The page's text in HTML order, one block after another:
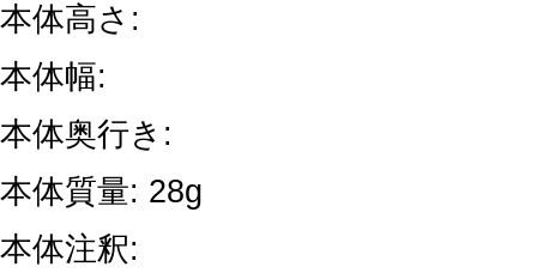
本体高さ:
本体幅:
本体奥行き:
本体質量: 28g
本体注釈: